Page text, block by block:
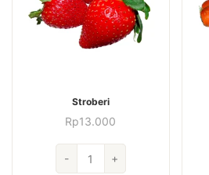
Stroberi
Rp13.000
-
Stroberi
+